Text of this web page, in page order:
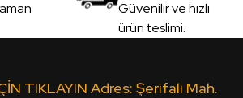
Güvenilir ve hızlı
ürün teslimi.
TIKLAYIN Adres: Şerifali Mah.